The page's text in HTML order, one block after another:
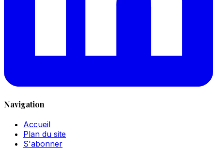
Navigation
Accueil
Plan du site
S'abonner